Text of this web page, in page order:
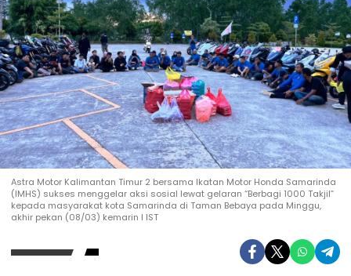
Astra Motor Kalimantan Timur 2 bersama Ikatan Motor Honda Samarinda
(IMHS) sukses menggelar aksi sosial lewat gelaran “Berbagi 1000 Takjil”
kepada masyarakat kota Samarinda di Taman Bebaya pada Minggu,
akhir pekan (08/03) kemarin I IST